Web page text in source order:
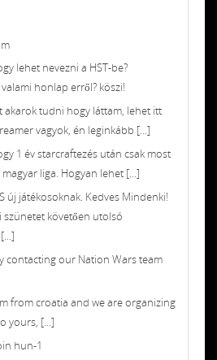
lehet nevezni a HST-be?
honlap erről? köszi!
akarok tudni hogy láttam, lehet itt
vagyok, én leginkább [...]
1 év starcraftezés után csak most
liga. Hogyan lehet [...]
új játékosoknak. Kedves Mindenki!
követően utolsó
contacting our Nation Wars team
from croatia and we are organizing
yours, [...]
hun-1